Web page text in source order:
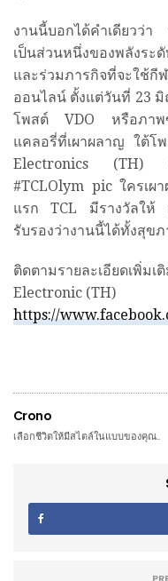
งานนี้บอกได้คำเดียวว่
เป็นส่วนหนึ่งของพลังร
และร่วมภารกิจที่จะใ
ออนไลน์ ตั้งแต่วันที่ 23 มิ
โพสต์ VDO หรือภาพ
แคลอรี่ที่เผาผลาญ ใต้โ
Electronics (TH)
#TCLOlym pic ใครเ
แรก TCL มีรางวัลให้
รับรองว่างานนี้ได้ทั้งสุข
ติดตามรายละเอียดเพิ่มเ
Electronic (TH)
https://
Crono
เลือกชีวิตให้มีสไตล์ในแบบของคุณ..